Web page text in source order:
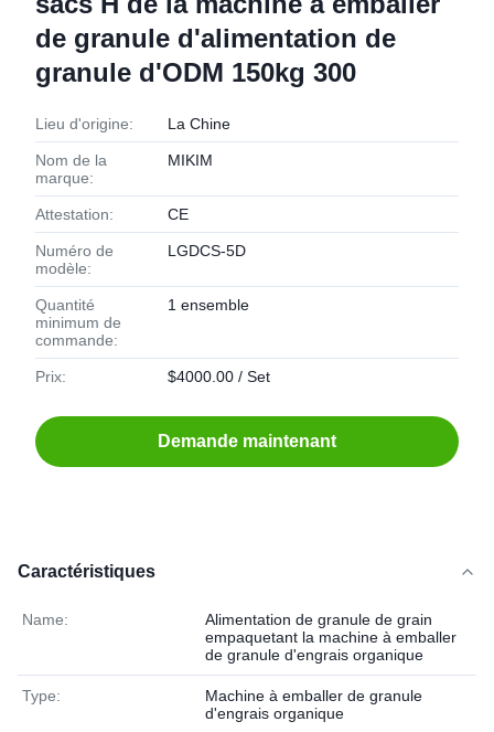
de granule d'alimentation de
granule d'ODM 150kg 300
Lieu d'origine: La Chine
Nom de la
marque:
MIKIM
Attestation: CE
Numéro de
modèle:
LGDCS-5D
Quantité
minimum de
commande:
1 ensemble
Prix: $4000.00 / Set
Demande maintenant
Caractéristiques
Name:
Alimentation de granule de grain
empaquetant la machine à emballer
de granule d'engrais organique
Type:
Machine à emballer de granule
d'engrais organique